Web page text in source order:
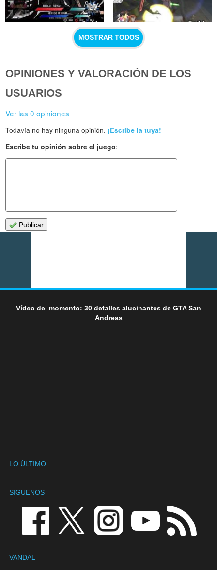
MOSTRAR TODOS
OPINIONES Y VALORACIÓN DE LOS
USUARIOS
Ver las 0 opiniones
Todavía no hay ninguna opinión. ¡Escribe la tuya!
Escribe tu opinión sobre el juego:
Publicar
Vídeo del momento: 30 detalles alucinantes de GTA San
Andreas
LO ÚLTIMO
SÍGUENOS
VANDAL